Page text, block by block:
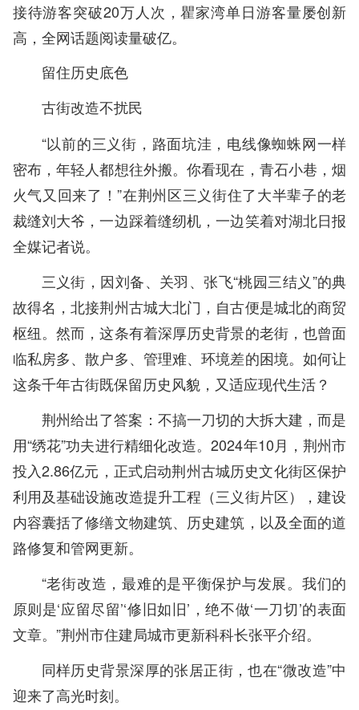
接待游客突破20万人次，瞿家湾单日游客量屡创新
高，全网话题阅读量破亿。
留住历史底色
古街改造不扰民
“以前的三义街，路面坑洼，电线像蜘蛛网一样
密布，年轻人都想往外搬。你看现在，青石小巷，烟
火气又回来了！”在荆州区三义街住了大半辈子的老
裁缝刘大爷，一边踩着缝纫机，一边笑着对湖北日报
全媒记者说。
三义街，因刘备、关羽、张飞“桃园三结义”的典
故得名，北接荆州古城大北门，自古便是城北的商贸
枢纽。然而，这条有着深厚历史背景的老街，也曾面
临私房多、散户多、管理难、环境差的困境。如何让
这条千年古街既保留历史风貌，又适应现代生活？
荆州给出了答案：不搞一刀切的大拆大建，而是
用“绣花”功夫进行精细化改造。2024年10月，荆州市
投入2.86亿元，正式启动荆州古城历史文化街区保护
利用及基础设施改造提升工程（三义街片区），建设
内容囊括了修缮文物建筑、历史建筑，以及全面的道
路修复和管网更新。
“老街改造，最难的是平衡保护与发展。我们的
原则是‘应留尽留’‘修旧如旧’，绝不做‘一刀切’的表面
文章。”荆州市住建局城市更新科科长张平介绍。
同样历史背景深厚的张居正街，也在“微改造”中
迎来了高光时刻。